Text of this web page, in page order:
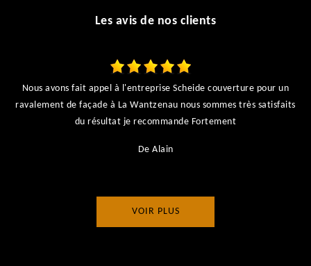
Les avis de nos clients
Nous avons fait appel à l'entreprise Scheide couverture pour un
ravalement de façade à La Wantzenau nous sommes très satisfaits
du résultat je recommande Fortement
De Alain
VOIR PLUS